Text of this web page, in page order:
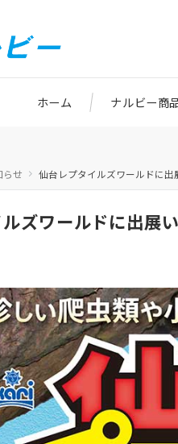
ホーム ナルビー商
らせ 仙台レプタイルズワールドに出
ズワールドに出展